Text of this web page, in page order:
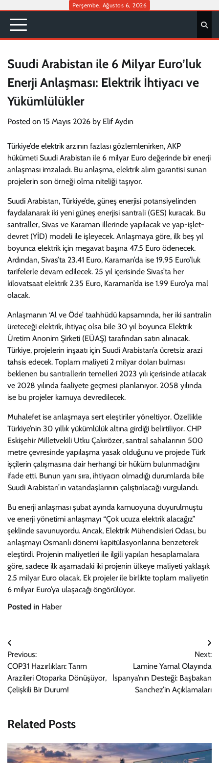
content
Perşembe, Ağustos 6, 2026
Suudi Arabistan ile 6 Milyar Euro’luk
Enerji Anlaşması: Elektrik İhtiyacı ve
Yükümlülükler
Posted on 15 Mayıs 2026 by Elif Aydın
Türkiye’de elektrik arzının fazlası gözlemlenirken, AKP
hükümeti Suudi Arabistan ile 6 milyar Euro değerinde bir enerji
anlaşması imzaladı. Bu anlaşma, elektrik alım garantisi sunan
projelerin son örneği olma niteliği taşıyor.
Suudi Arabistan, Türkiye’de, güneş enerjisi potansiyelinden
faydalanarak iki yeni güneş enerjisi santrali (GES) kuracak. Bu
santraller, Sivas ve Karaman illerinde yapılacak ve yap-işlet-
devret (YİD) modeli ile işleyecek. Anlaşmaya göre, ilk beş yıl
boyunca elektrik için megavat başına 47.5 Euro ödenecek.
Ardından, Sivas’ta 23.41 Euro, Karaman’da ise 19.95 Euro’luk
tarifelerle devam edilecek. 25 yıl içerisinde Sivas’ta her
kilovatsaat elektrik 2.35 Euro, Karaman’da ise 1.99 Euro’ya mal
olacak.
Anlaşmanın ‘Al ve Öde’ taahhüdü kapsamında, her iki santralin
üreteceği elektrik, ihtiyaç olsa bile 30 yıl boyunca Elektrik
Üretim Anonim Şirketi (EÜAŞ) tarafından satın alınacak.
Türkiye, projelerin inşaatı için Suudi Arabistan’a ücretsiz arazi
tahsis edecek. Toplam maliyeti 2 milyar doları bulması
beklenen bu santrallerin temelleri 2023 yılı içerisinde atılacak
ve 2028 yılında faaliyete geçmesi planlanıyor. 2058 yılında
ise bu projeler kamuya devredilecek.
Muhalefet ise anlaşmaya sert eleştiriler yöneltiyor. Özellikle
Türkiye’nin 30 yıllık yükümlülük altına girdiği belirtiliyor. CHP
Eskişehir Milletvekili Utku Çakırözer, santral sahalarının 500
metre çevresinde yapılaşma yasak olduğunu ve projede Türk
işçilerin çalışmasına dair herhangi bir hüküm bulunmadığını
ifade etti. Bunun yanı sıra, ihtiyacın olmadığı durumlarda bile
Suudi Arabistan’ın vatandaşlarının çalıştırılacağı vurgulandı.
Bu enerji anlaşması şubat ayında kamuoyuna duyurulmuştu
ve enerji yönetimi anlaşmayı “Çok ucuza elektrik alacağız”
şeklinde savunuyordu. Ancak, Elektrik Mühendisleri Odası, bu
anlaşmayı Osmanlı dönemi kapitülasyonlarına benzeterek
eleştirdi. Projenin maliyetleri ile ilgili yapılan hesaplamalara
göre, sadece ilk aşamadaki iki projenin ülkeye maliyeti yaklaşık
2.5 milyar Euro olacak. Ek projeler ile birlikte toplam maliyetin
6 milyar Euro’ya ulaşacağı öngörülüyor.
Posted in Haber
Yazı
gezinmesi
Previous:
COP31 Hazırlıkları: Tarım
Arazileri Otoparka Dönüşüyor,
Çelişkili Bir Durum!
Next:
Lamine Yamal Olayında
İspanya’nın Desteği: Başbakan
Sanchez’in Açıklamaları
Related Posts